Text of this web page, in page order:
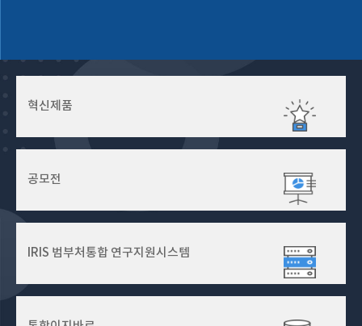
혁신제품
공모전
IRIS 범부처통합 연구지원시스템